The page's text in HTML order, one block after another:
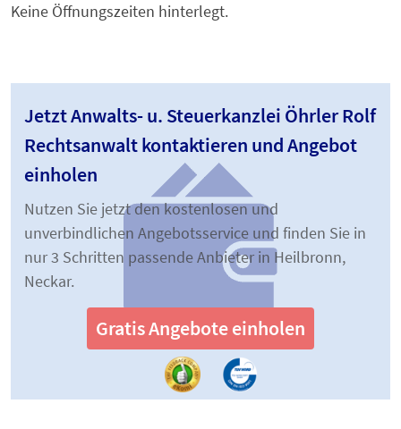
Keine Öffnungszeiten hinterlegt.
Jetzt Anwalts- u. Steuerkanzlei Öhrler Rolf
Rechtsanwalt kontaktieren und Angebot
einholen
Nutzen Sie jetzt den kostenlosen und
unverbindlichen Angebotsservice und finden Sie in
nur 3 Schritten passende Anbieter in Heilbronn,
Neckar.
Gratis Angebote einholen